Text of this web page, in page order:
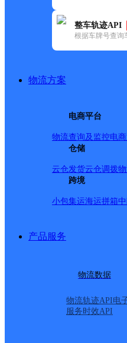
整车轨迹API
根据车牌号查询
物流方案
电商平台
物流查询及监控电
仓储
云仓发货云仓调拨
跨境
小包集运海运拼箱
产品服务
物流数据
物流轨迹API电
服务时效API
更新时间：
所属快递：德邦快递
所属区域：安徽省-淮北市
网点地址：安徽省淮北
网点负责人：